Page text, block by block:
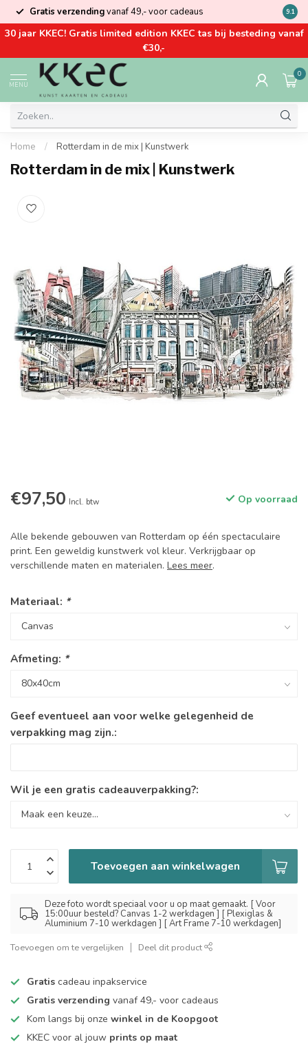
Gratis verzendingvanaf 49,- voor cadeaus Kom
9.1
30 jaar KKEC! Gratis limited edition KKEC tas bij besteding vanaf
€30,-
MENU
0
Home / Rotterdam in de mix | Kunstwerk
Rotterdam in de mix | Kunstwerk
€97,50 Incl. btw Op voorraad
Alle bekende gebouwen van Rotterdam op één spectaculaire
print. Een geweldig kunstwerk vol kleur. Verkrijgbaar op
verschillende maten en materialen. Lees meer.
Materiaal: *
Afmeting: *
Geef eventueel aan voor welke gelegenheid de
verpakking mag zijn.:
Wil je een gratis cadeauverpakking?:
Toevoegen aan winkelwagen
Deze foto wordt speciaal voor u op maat gemaakt. [ Voor
15:00uur besteld? Canvas 1-2 werkdagen ] [ Plexiglas &
Aluminium 7-10 werkdagen ] [ Art Frame 7-10 werkdagen]
Toevoegen om te vergelijken Deel dit product
Gratis cadeau inpakservice
Gratis verzending vanaf 49,- voor cadeaus
Kom langs bij onze winkel in de Koopgoot
KKEC voor al jouw prints op maat